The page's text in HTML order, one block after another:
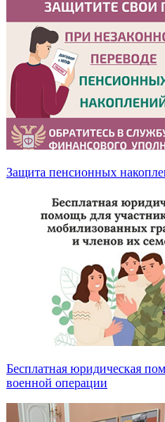
Защита пенсионных
Бесплатная юридическая
военной операции